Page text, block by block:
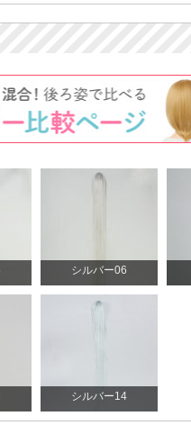
シルバー06
シルバー14